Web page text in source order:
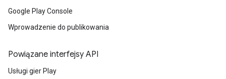
Google Play Console
Wprowadzenie do publikowania
Powiązane interfejsy API
Usługi gier Play